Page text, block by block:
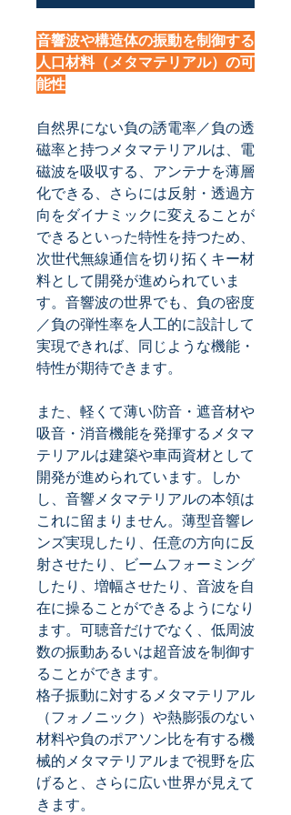
音響波や構造体の振動を制御する
人口材料（メタマテリアル）の可
能性
自然界にない負の誘電率／負の透
磁率と持つメタマテリアルは、電
磁波を吸収する、アンテナを薄層
化できる、さらには反射・透過方
向をダイナミックに変えることが
できるといった特性を持つため、
次世代無線通信を切り拓くキー材
料として開発が進められていま
す。音響波の世界でも、負の密度
／負の弾性率を人工的に設計して
実現できれば、同じような機能・
特性が期待できます。
また、軽くて薄い防音・遮音材や
吸音・消音機能を発揮するメタマ
テリアルは建築や車両資材として
開発が進められています。しか
し、音響メタマテリアルの本領は
これに留まりません。薄型音響レ
ンズ実現したり、任意の方向に反
射させたり、ビームフォーミング
したり、増幅させたり、音波を自
在に操ることができるようになり
ます。可聴音だけでなく、低周波
数の振動あるいは超音波を制御す
ることができます。
格子振動に対するメタマテリアル
（フォノニック）や熱膨張のない
材料や負のポアソン比を有する機
械的メタマテリアルまで視野を広
げると、さらに広い世界が見えて
きます。